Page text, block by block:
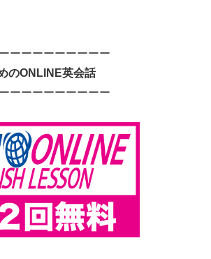
ーーーーーーーーー
のONLINE英会話
ーーーーーーーーー